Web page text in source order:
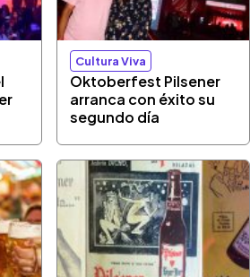
Cultura Viva
Oktoberfest Pilsener
arranca con éxito su
segundo día